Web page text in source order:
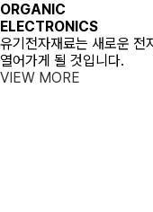
ORGANIC
ELECTRONICS
유기전자재료는 새로운 전
열어가게 될 것입니다.
VIEW MORE